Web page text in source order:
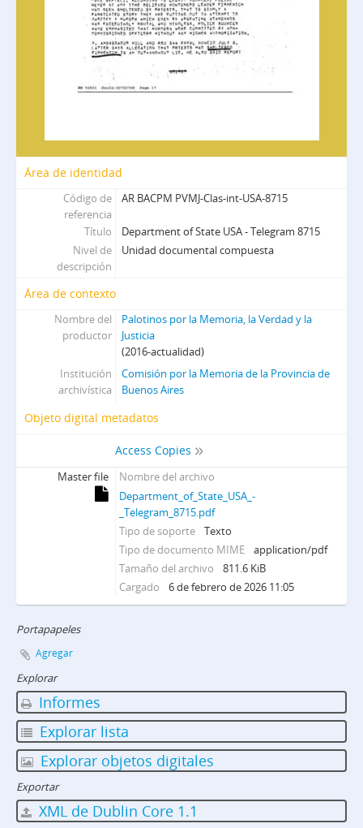
Área de identidad
Código de
referencia
AR BACPM PVMJ-Clas-int-USA-8715
Título
Department of State USA - Telegram 8715
Nivel de
descripción
Unidad documental compuesta
Área de contexto
Nombre del
productor
Palotinos por la Memoria, la Verdad y la
Justicia
(2016-actualidad)
Institución
archivística
Comisión por la Memoria de la Provincia de
Buenos Aires
Objeto digital metadatos
Access Copies
Master file
Nombre del archivo
Department_of_State_USA_-
_Telegram_8715.pdf
Tipo de soporte
Texto
Tipo de documento MIME
application/pdf
Tamaño del archivo
811.6 KiB
Cargado
6 de febrero de 2026 11:05
Portapapeles
Agregar
Explorar
Informes
Explorar lista
Explorar objetos digitales
Exportar
XML de Dublin Core 1.1